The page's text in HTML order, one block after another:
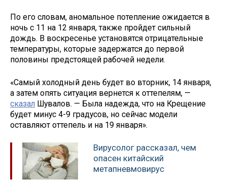
По его словам, аномальное потепление ожидается в
ночь с 11 на 12 января, также пройдет сильный
дождь. В воскресенье установятся отрицательные
температуры, которые задержатся до первой
половины предстоящей рабочей недели.
«Самый холодный день будет во вторник, 14 января,
а затем опять ситуация вернется к оттепелям, —
сказал Шувалов. — Была надежда, что на Крещение
будет минус 4-9 градусов, но сейчас модели
оставляют оттепель и на 19 января».
Вирусолог рассказал, чем
опасен китайский
метапневмовирус